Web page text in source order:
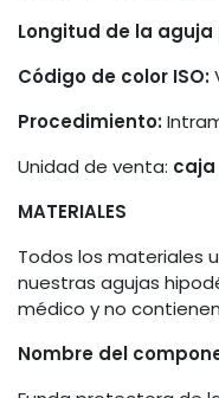
Longitud de la
Código de color ISO:
Procedimiento:
Unidad de venta: caja
MATERIALES
Todos los materiales
nuestras agujas
médico y no
Nombre del